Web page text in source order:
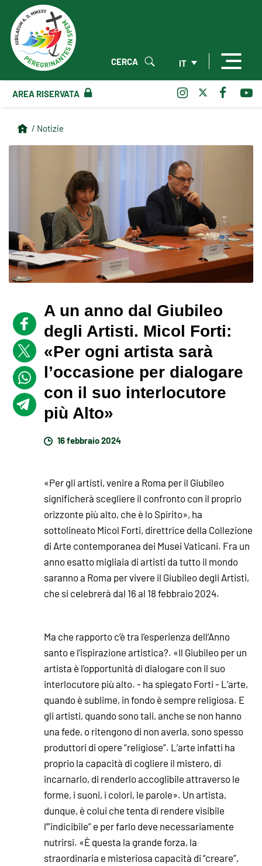
IT
CERCA
AREA RISERVATA
/ Notizie
A un anno dal Giubileo
degli Artisti. Micol Forti:
«Per ogni artista sarà
l’occasione per dialogare
con il suo interlocutore
più Alto»
16 febbraio 2024
«Per gli artisti, venire a Roma per il Giubileo
significherà scegliere il confronto con il proprio
orizzonte più alto, che è lo Spirito», ha
sottolineato Micol Forti, direttrice della Collezione
di Arte contemporanea dei Musei Vaticani. Fra un
anno esatto migliaia di artisti da tutto il mondo
saranno a Roma per vivere il Giubileo degli Artisti,
che si celebrerà dal 16 al 18 febbraio 2024.
Ma che rapporto c’è tra l’esperienza dell’Anno
santo e l’ispirazione artistica?. «Il Giubileo per un
artista è l’opportunità di dialogare con il suo
interlocutore più alto. - ha spiegato Forti - L’arte,
quando è sublime, in fondo è sempre religiosa. E
gli artisti, quando sono tali, anche se non hanno
una fede, o ritengono di non averla, sono spesso
produttori di opere “religiose”. L’arte infatti ha
proprio la capacità di cogliere il mistero, di
incarnarlo, di renderlo accoglibile attraverso le
forme, i suoni, i colori, le parole». Un artista,
dunque, è colui che tenta di rendere visibile
l’”indicibile” e per farlo deve necessariamente
nutrirsi. «È questa la grande forza, la
straordinaria e misteriosa capacità di “creare”,